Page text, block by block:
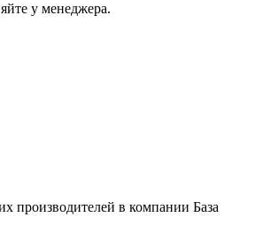
у менеджера.
производителей в компании База